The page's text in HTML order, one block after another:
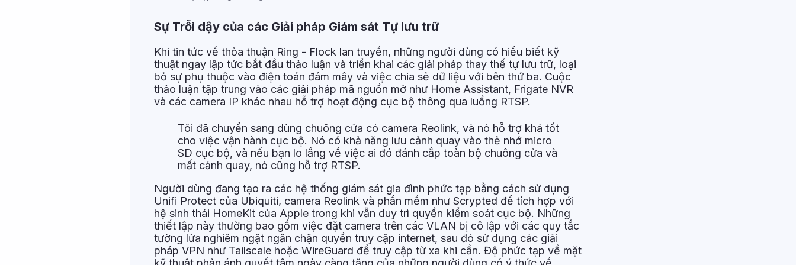
Sự Trỗi dậy của các Giải pháp Giám sát Tự lưu trữ
Khi tin tức về thỏa thuận Ring - Flock lan truyền, những người dùng có hiểu biết kỹ
thuật ngay lập tức bắt đầu thảo luận và triển khai các giải pháp thay thế tự lưu trữ, loại
bỏ sự phụ thuộc vào điện toán đám mây và việc chia sẻ dữ liệu với bên thứ ba. Cuộc
thảo luận tập trung vào các giải pháp mã nguồn mở như Home Assistant, Frigate NVR
và các camera IP khác nhau hỗ trợ hoạt động cục bộ thông qua luồng RTSP.
Tôi đã chuyển sang dùng chuông cửa có camera Reolink, và nó hỗ trợ khá tốt
cho việc vận hành cục bộ. Nó có khả năng lưu cảnh quay vào thẻ nhớ micro
SD cục bộ, và nếu bạn lo lắng về việc ai đó đánh cắp toàn bộ chuông cửa và
mất cảnh quay, nó cũng hỗ trợ RTSP.
Người dùng đang tạo ra các hệ thống giám sát gia đình phức tạp bằng cách sử dụng
Unifi Protect của Ubiquiti, camera Reolink và phần mềm như Scrypted để tích hợp với
hệ sinh thái HomeKit của Apple trong khi vẫn duy trì quyền kiểm soát cục bộ. Những
thiết lập này thường bao gồm việc đặt camera trên các VLAN bị cô lập với các quy tắc
tường lửa nghiêm ngặt ngăn chặn quyền truy cập internet, sau đó sử dụng các giải
pháp VPN như Tailscale hoặc WireGuard để truy cập từ xa khi cần. Độ phức tạp về mặt